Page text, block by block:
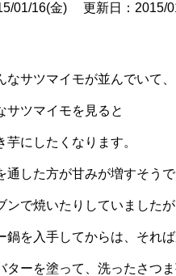
01/16(金) 更新日：2015/
なサツマイモが並んでいて、
サツマイモを見ると
芋にしたくなります。
通した方が甘みが増すそうで
ンで焼いたりしていましたが
鍋を入手してからは、それば
ターを塗って、洗ったさつ